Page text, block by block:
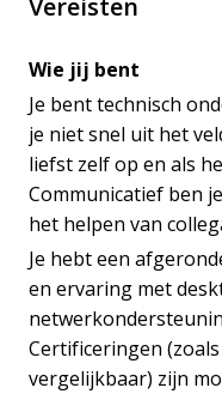
Vereisten
Wie jij bent
Je bent technisch
je niet snel uit het
liefst zelf op en als
Communicatief ben
het helpen van
Je hebt een
en ervaring met
Certificeringen
vergelijkbaar) zijn